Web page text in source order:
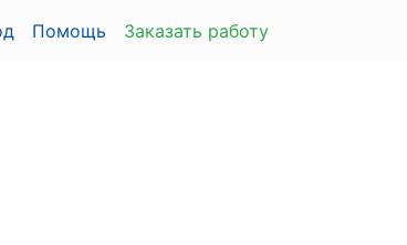
Помощь Заказать работу